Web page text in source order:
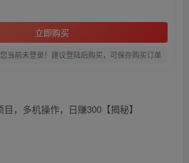
立即购买
您当前未登录！建议登陆后购买，可保存购买订单